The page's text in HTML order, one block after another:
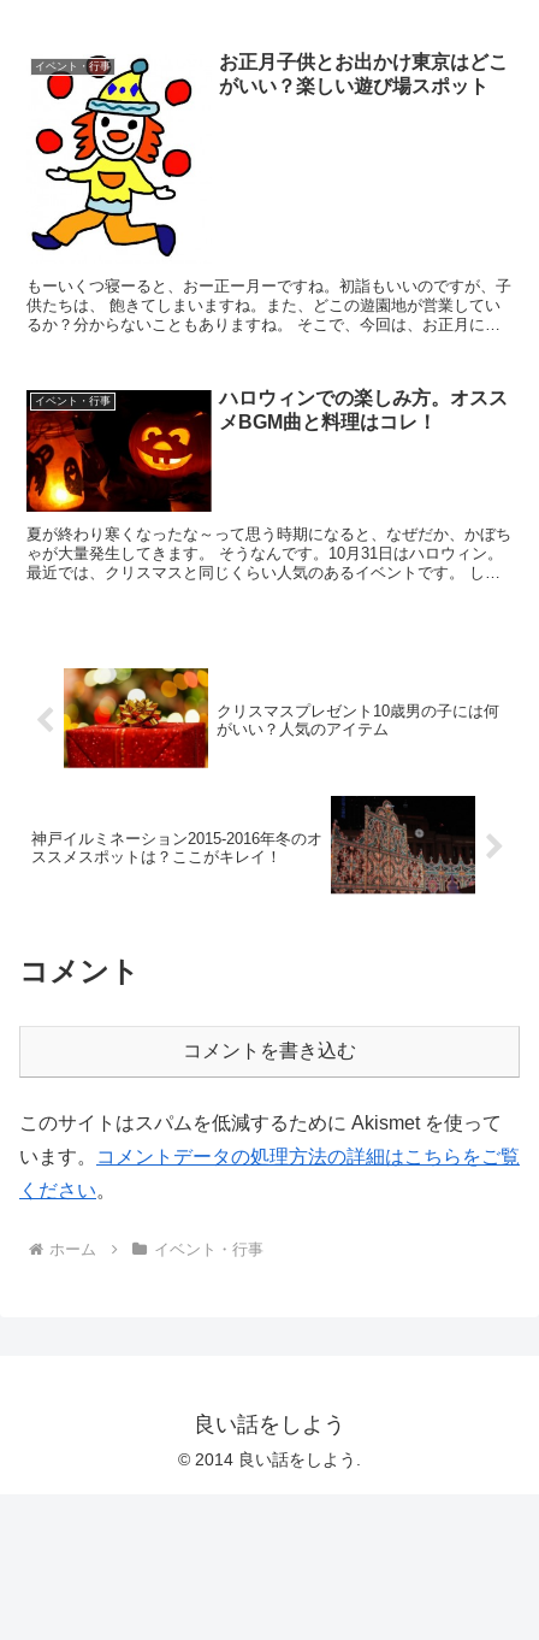
イベント・行事
お正月子供とお出かけ東京はどこ
がいい？楽しい遊び場スポット
もーいくつ寝ーると、おー正ー月ーですね。初詣もいいのですが、子
供たちは、 飽きてしまいますね。また、どこの遊園地が営業してい
るか？分からないこともありますね。 そこで、今回は、お正月に子
イベント・行事
ハロウィンでの楽しみ方。オスス
メBGM曲と料理はコレ！
夏が終わり寒くなったな～って思う時期になると、なぜだか、かぼち
ゃが大量発生してきます。 そうなんです。10月31日はハロウィン。
最近では、クリスマスと同じくらい人気のあるイベントです。 しか
クリスマスプレゼント10歳男の子には何
がいい？人気のアイテム
神戸イルミネーション2015-2016年冬のオ
ススメスポットは？ここがキレイ！
コメント
コメントを書き込む
このサイトはスパムを低減するために Akismet を使って
います。
コメントデータの処理方法の詳細はこちらをご覧
ください。
ホーム イベント・行事
良い話をしよう
© 2014 良い話をしよう.